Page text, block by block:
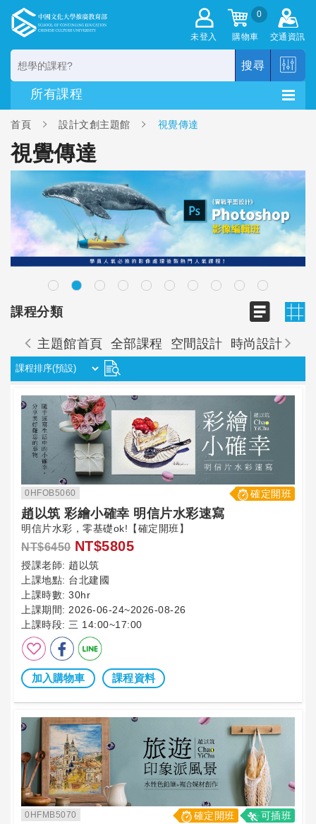
未登入
0
購物車 交通資訊
搜尋
首頁 設計文創主題館 視覺傳達
視覺傳達
課程分類
主題館首頁 全部課程 空間設計 時尚設計 珠
0HFOB5060 確定開班
趙以筑 彩繪小確幸 明信片水彩速寫
明信片水彩，零基礎ok!【確定開班】
NT$6450 NT$5805
授課老師: 趙以筑
上課地點: 台北建國
上課時數: 30hr
上課期間: 2026-06-24~2026-08-26
上課時段: 三 14:00~17:00
加入購物車 課程資料
0HFMB5070 可插班
確定開班